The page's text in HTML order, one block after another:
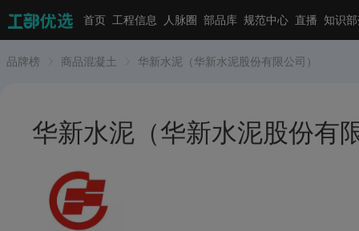
首页 工程信息 人脉圈 部品库 规范中心 直播 知识
品牌榜 商品混凝土 华新水泥（华新水泥股份有限公司）
华新水泥（华新水泥股份有